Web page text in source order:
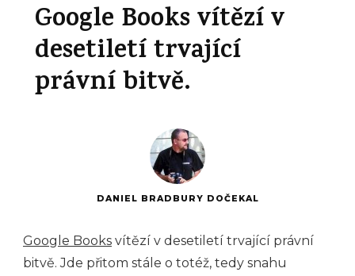
Google Books vítězí v
desetiletí trvající
právní bitvě.
DANIEL BRADBURY DOČEKAL
Google Books vítězí v desetiletí trvající právní
bitvě. Jde přitom stále o totéž, tedy snahu